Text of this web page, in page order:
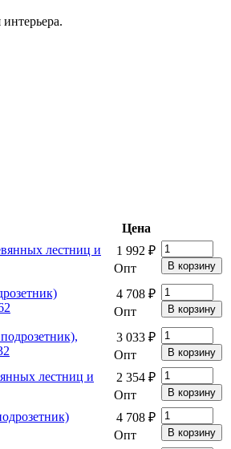
Цена
лестниц и
1 992 ₽
Опт
4 708 ₽
Опт
3 033 ₽
Опт
лестниц и
2 354 ₽
Опт
4 708 ₽
Опт